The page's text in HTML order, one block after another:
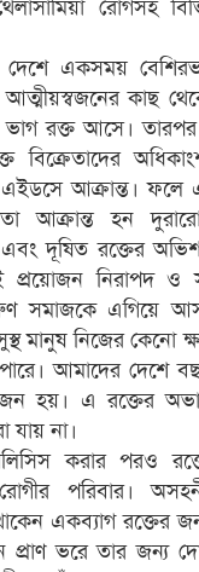
রোগসহ
একসময়
কাছ
ভাগ রক্ত আসে।
এইডসে আক্রান্ত। ফলে
আক্রান্ত হন
দূষিত রক্তের
প্রয়োজন নিরাপদ ও
সমাজকে এগিয়ে
মানুষ নিজের কেনো
আমাদের দেশে
হয়। এ রক্তের
যায় না।
করার পরও
পরিবার।
একব্যাগ রক্তের
ভরে তার জন্য